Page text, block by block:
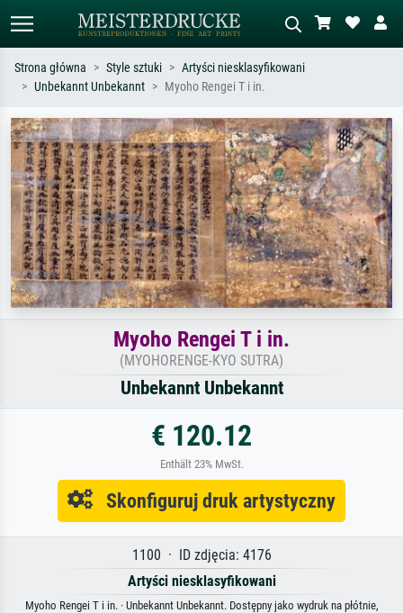
Szukaj wg artysty, tytułu lub stylu – np.
Monet, Gwiaździsta noc,
impresjonizm, fala Hokusaia, akt.
Opisz scenę – np. zielona łąka,
abstrakcja z czerwienią, ciemny olej,
stojący akt obok drzewa.
Strona główna Style sztuki
Artyści niesklasyfikowani
Unbekannt Unbekannt
Myoho Rengei T i in.
Myoho Rengei T i in.
(MYOHORENGE-KYO SUTRA)
Unbekannt Unbekannt
€ 120.12
Enthält 23% MwSt.
Skonfiguruj druk artystyczny
1100 · ID zdjęcia: 4176
Artyści niesklasyfikowani
Myoho Rengei T i in. · Unbekannt Unbekannt. Dostępny jako wydruk na płótnie,